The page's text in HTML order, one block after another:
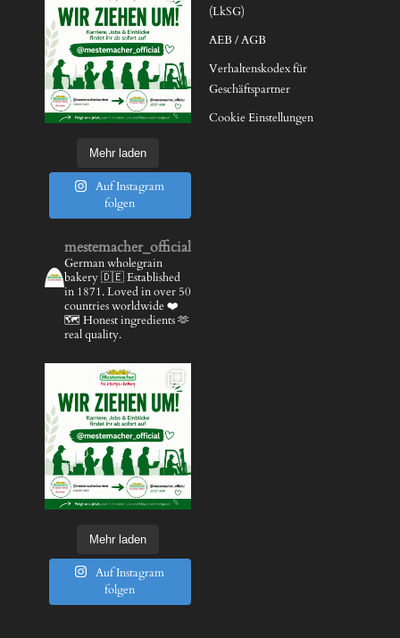
Mehr laden
Auf Instagram
folgen
mestemacher_official
German wholegrain
bakery 🇩🇪Established
in 1871.Loved in over 50
countries worldwide ❤️
🗺️ Honest ingredients 🫶
real quality.
Mehr laden
Auf Instagram
folgen
(LkSG)
AEB / AGB
Verhaltenskodex für
Geschäftspartner
Cookie Einstellungen